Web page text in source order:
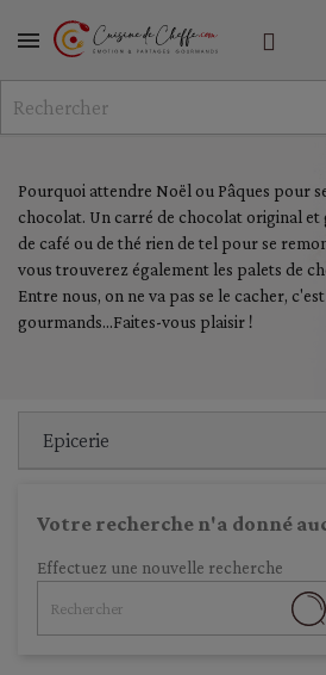
MENU
Pourquoi attendre Noël ou Pâques pour
chocolat. Un carré de chocolat original et
de café ou de thé rien de tel pour se
vous trouverez également les palets de
Entre nous, on ne va pas se le cacher,
gourmands...Faites-vous plaisir !
Epicerie
Votre recherche n'a donné
Effectuez une nouvelle recherche